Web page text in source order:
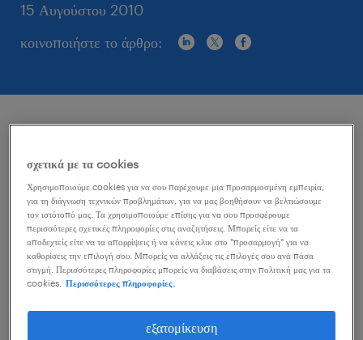
15 Αυγούστου 2010
κοινοποιήστε το άρθρο:
Δεν είναι πολύ συχνό φαινόμενο στη σημερινή αγορά
εργασίας να πρέπει να επιλέξουμε, όταν ψάχνουμε
για δουλειά, ανάμεσα σε δύο θέσεις εργασίας. Από
την στιγμή όμως πού έχουμε στείλει το βιογραφικό
μας σε κάποιες εταιρίες, ενδέχεται να μας καλέσουν
για συνέντευξη σε παραπάνω από μία, από όπου
μπορεί να προκύψουν προτάσεις συνεργασίας. Για
έχουμε κριτήρια με τα οποία θα αποφασίσουμε. Ποια
σχετικά με τα cookies
Χρησιμοποιούμε cookies για να σου παρέχουμε μια προσαρμοσμένη εμπειρία,
για τη διάγνωση τεχνικών προβλημάτων, για να μας βοηθήσουν να βελτιώσουμε
τον ιστότοπό μας. Τα χρησιμοποιούμε επίσης για να σου προσφέρουμε
περισσότερες σχετικές πληροφορίες στις αναζητήσεις. Μπορείς είτε να τα
αποδεχτείς είτε να τα απορρίψεις ή να κάνεις κλικ στο "προσαρμογή" για να
καθορίσεις την επιλογή σου. Μπορείς να αλλάξεις τις επιλογές σου ανά πάσα
στιγμή. Περισσότερες πληροφορίες μπορείς να διαβάσεις στην πολιτική μας για τα
cookies.
Περισσότερες πληροφορίες.
εξατομίκευση